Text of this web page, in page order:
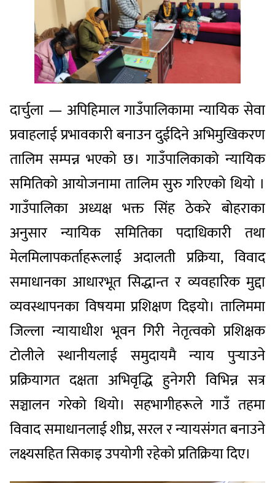
दार्चुला — अपिहिमाल गाउँपालिकामा न्यायिक सेवा
प्रवाहलाई प्रभावकारी बनाउन दुईदिने अभिमुखिकरण
तालिम सम्पन्न भएको छ। गाउँपालिकाको न्यायिक
समितिको आयोजनामा तालिम सुरु गरिएको थियो ।
गाउँपालिका अध्यक्ष भक्त सिंह ठेकरे बोहराका
अनुसार न्यायिक समितिका पदाधिकारी तथा
मेलमिलापकर्ताहरूलाई अदालती प्रक्रिया, विवाद
समाधानका आधारभूत सिद्धान्त र व्यवहारिक मुद्दा
व्यवस्थापनका विषयमा प्रशिक्षण दिइयो। तालिममा
जिल्ला न्यायाधीश भूवन गिरी नेतृत्वको प्रशिक्षक
टोलीले स्थानीयलाई समुदायमै न्याय पुर्‍याउने
प्रक्रियागत दक्षता अभिवृद्धि हुनेगरी विभिन्न सत्र
सञ्चालन गरेको थियो। सहभागीहरूले गाउँ तहमा
विवाद समाधानलाई शीघ्र, सरल र न्यायसंगत बनाउने
लक्ष्यसहित सिकाइ उपयोगी रहेको प्रतिक्रिया दिए।